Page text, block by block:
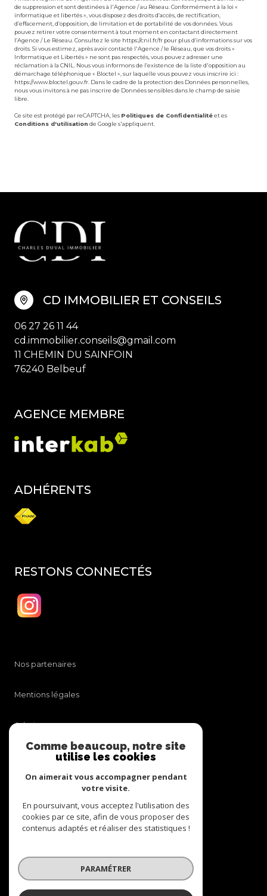
de suppression et sont destinées à l'Agence / au Réseau. Conformément à la loi «
informatique et libertés », vous disposez des droits d’accès, de rectification,
d’effacement, d’opposition, de limitation et de portabilité de vos données. Vous
pouvez retirer votre consentement à tout moment en contactant directement
l’Agence / Le Réseau. Consultez le site https://cnil.fr/fr pour plus d’informations sur vos
droits. Si vous estimez, après avoir contacté l'Agence / le Réseau, que vos droits «
Informatique et Libertés » ne sont pas respectés, vous pouvez adresser une
réclamation à la CNIL. Nous vous informons de l’existence de la liste d'opposition au
démarchage téléphonique « Bloctel », sur laquelle vous pouvez vous inscrire ici :
https://www.bloctel.gouv.fr. Dans le cadre de la protection des Données personnelles,
nous vous invitons à ne pas inscrire de Données sensibles dans le champ de saisie
libre.
Ce site est protégé par reCAPTCHA, les Politiques de Confidentialitéet es
Conditions d'utilisation de Google s'appliquent.
CD IMMOBILIER ET CONSEILS
06 27 26 11 44
cd.immobilier.conseils@gmail.com
11 CHEMIN DU SAINFOIN
76240 Belbeuf
AGENCE MEMBRE
ADHÉRENTS
RESTONS CONNECTÉS
Nos partenaires
Mentions légales
Admin
Nos honoraires
Cookies
© 2026 | Tous droits réservés
Comme beaucoup, notre site
utilise les cookies
On aimerait vous accompagner pendant
votre visite.
En poursuivant, vous acceptez l'utilisation des
cookies par ce site, afin de vous proposer des
contenus adaptés et réaliser des statistiques !
PARAMÉTRER